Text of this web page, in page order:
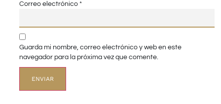
Correo electrónico *
Guarda mi nombre, correo electrónico y web en este
navegador para la próxima vez que comente.